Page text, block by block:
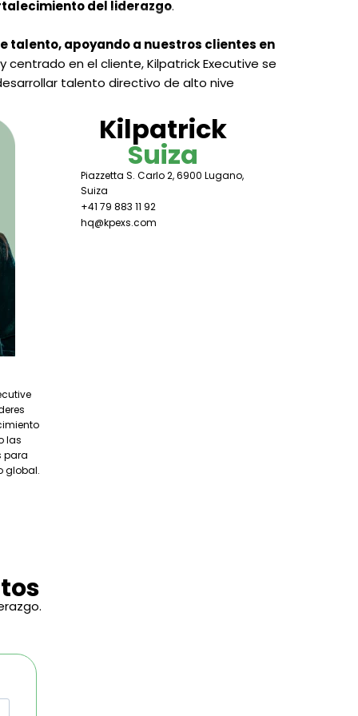
del liderazgo.
apoyando a nuestros clientes en
centrado en el cliente, Kilpatrick Executive se
talento directivo de alto nive
las
para
global.
Kilpatrick
Suiza
Piazzetta S. Carlo 2, 6900 Lugano,
Suiza
+41 79 883 11 92
hq@kpexs.com